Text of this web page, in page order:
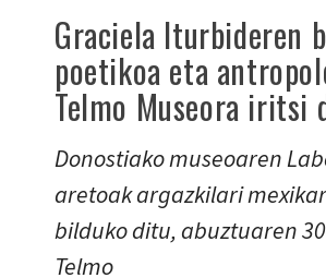
Graciela Iturbideren
poetikoa eta
Telmo Museora iritsi
Donostiako museoaren
aretoak argazkilari
bilduko ditu, abuztuaren
Telmo